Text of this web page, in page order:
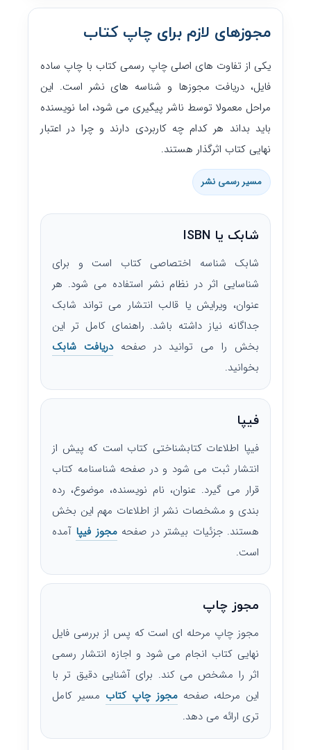
مجوزهای لازم برای چاپ کتاب
یکی از تفاوت های اصلی چاپ رسمی کتاب با چاپ ساده
فایل، دریافت مجوزها و شناسه های نشر است. این
مراحل معمولا توسط ناشر پیگیری می شود، اما نویسنده
باید بداند هر کدام چه کاربردی دارند و چرا در اعتبار
نهایی کتاب اثرگذار هستند.
مسیر رسمی نشر
شابک یا ISBN
شابک شناسه اختصاصی کتاب است و برای
شناسایی اثر در نظام نشر استفاده می شود. هر
عنوان، ویرایش یا قالب انتشار می تواند شابک
جداگانه نیاز داشته باشد. راهنمای کامل تر این
بخش را می توانید در صفحهدریافت شابک
بخوانید.
فیپا
فیپا اطلاعات کتابشناختی کتاب است که پیش از
انتشار ثبت می شود و در صفحه شناسنامه کتاب
قرار می گیرد. عنوان، نام نویسنده، موضوع، رده
بندی و مشخصات نشر از اطلاعات مهم این بخش
هستند. جزئیات بیشتر در صفحهمجوز فیپا آمده
است.
مجوز چاپ
مجوز چاپ مرحله ای است که پس از بررسی فایل
نهایی کتاب انجام می شود و اجازه انتشار رسمی
اثر را مشخص می کند. برای آشنایی دقیق تر با
این مرحله، صفحه مجوز چاپ کتاب مسیر کامل
تری ارائه می دهد.